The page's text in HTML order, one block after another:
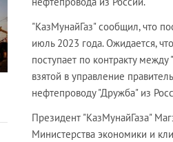
"КазМунайГаз" сообщил, что
июль 2023 года. Ожидается,
поступает по контракту
взятой в управление
нефтепроводу "Дружба" из
Президент "КазМунайГаза"
Министерства экономики и